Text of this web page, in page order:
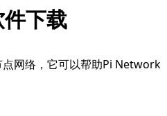
下载
网络，它可以帮助Pi Network